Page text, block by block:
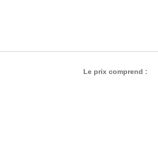
Le prix comprend :